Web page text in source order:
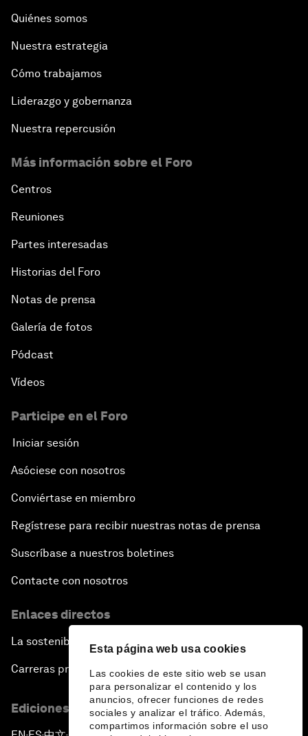
Esta página web usa cookies
Las cookies de este sitio web se usan
para personalizar el contenido y los
anuncios, ofrecer funciones de redes
sociales y analizar el tráfico. Además,
compartimos información sobre el uso
Quiénes somos
Nuestra estrategia
Cómo trabajamos
Liderazgo y gobernanza
Nuestra repercusión
Más información sobre el Foro
Centros
Reuniones
Partes interesadas
Historias del Foro
Notas de prensa
Galería de fotos
Pódcast
Vídeos
Participe en el Foro
Iniciar sesión
Asóciese con nosotros
Conviértase en miembro
Regístrese para recibir nuestras notas de prensa
Suscríbase a nuestros boletines
Contacte con nosotros
Enlaces directos
La sostenibilidad en el Foro
Carreras profesionales
Ediciones en otros idiomas